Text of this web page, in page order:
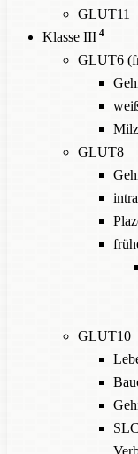
GLUT11
Klasse III 4
GLUT6
Milz
GLUT8
GLUT10